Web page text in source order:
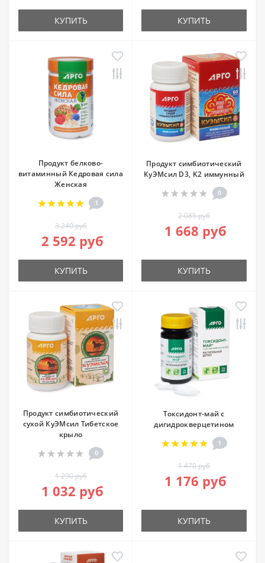
КУПИТЬ КУПИТЬ
Продукт белково-
витаминный Кедровая сила
Женская
1
3 240 руб
2 592 руб
КУПИТЬ
Продукт симбиотический
КуЭМсил D3, K2 иммунный
0
2 085 руб
1 668 руб
КУПИТЬ
Продукт симбиотический
сухой КуЭМсил Тибетское
крыло
0
1 290 руб
1 032 руб
КУПИТЬ
Токсидонт-май с
дигидрокверцетином
1
1 470 руб
1 176 руб
КУПИТЬ